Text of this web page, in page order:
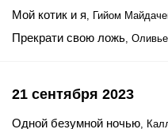
Мой котик и я, Гийом
Прекрати свою ложь,
21 сентября 2023
Одной безумной ночью,